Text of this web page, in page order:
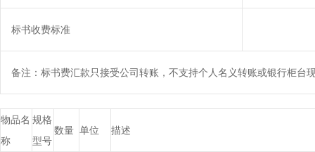
标书收费标准
备注：标书费汇款只接受公司转账，不支持个人名义转账或银行柜台
物品名
称
规格
型号
数量 单位 描述